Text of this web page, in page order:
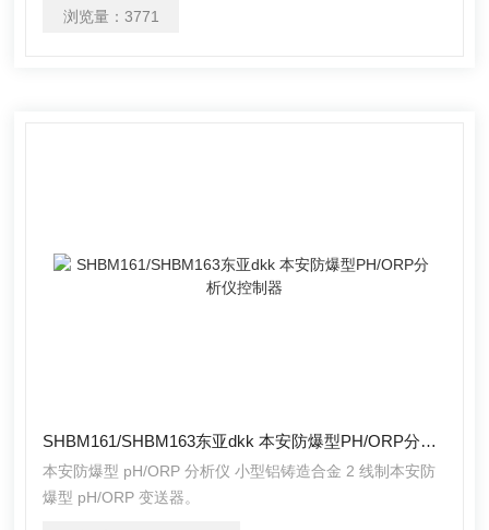
浏览量： 3771
SHBM161/SHBM163东亚dkk 本安防爆型PH/ORP分析仪控制器
本安防爆型 pH/ORP 分析仪 小型铝铸造合金 2 线制本安防
爆型 pH/ORP 变送器。